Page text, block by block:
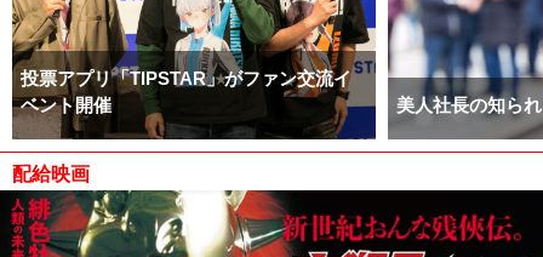
投票アプリ「TIPSTAR」がファン交流イ
ベント開催
美人社長の知ら
配給映画